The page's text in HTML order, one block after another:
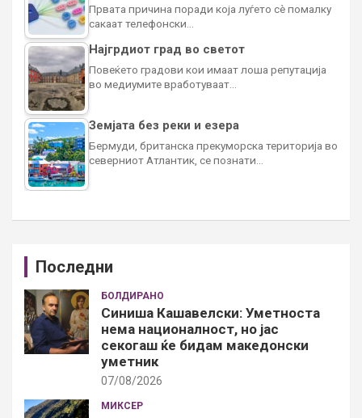
Првата причина поради која луѓето сè помалку
сакаат телефонски…
Најгрдиот град во светот
Повеќето градови кои имаат лоша репутација
во медиумите вработуваат…
Земјата без реки и езера
Бермуди, британска прекуморска територија во
северниот Атлантик, се познати…
Последни
БОЛДИРАНО
Синиша Кашавелски: Уметноста
нема националност, но јас
секогаш ќе бидам македонски
уметник
07/08/2026
МИКСЕР